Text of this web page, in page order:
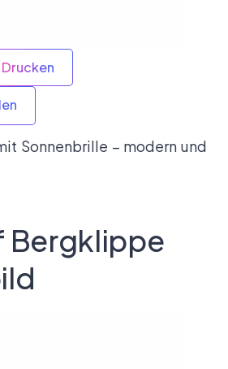
Drucken
Sonnenbrille – modern und
Bergklippe